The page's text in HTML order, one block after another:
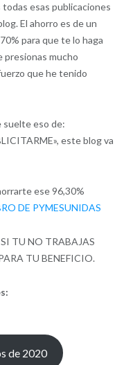
esas publicaciones
El ahorro es de un
para que te lo haga
presionas mucho
que he tenido
suelte eso de:
este blog va
ese 96,30%
DE PYMESUNIDAS
TU NO TRABAJAS
TU BENEFICIO.
de 2020